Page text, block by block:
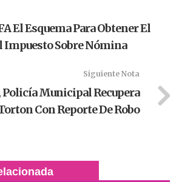
El Esquema Para Obtener El
Impuesto Sobre Nómina
Siguiente Nota
Policía Municipal Recupera
Con Reporte De Robo